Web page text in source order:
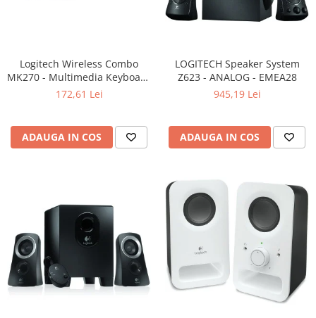
SSD
Hard Disc-uri
Carcase
Servere & Componente
Componente Server
Servere
Software
Logitech Wireless Combo
MK270 - Multimedia Keyboard
+ Mouse, Black
172,61 Lei
ADAUGA IN COS
LOGITECH Speaker System
Z623 - ANALOG - EMEA28
945,19 Lei
ADAUGA IN COS